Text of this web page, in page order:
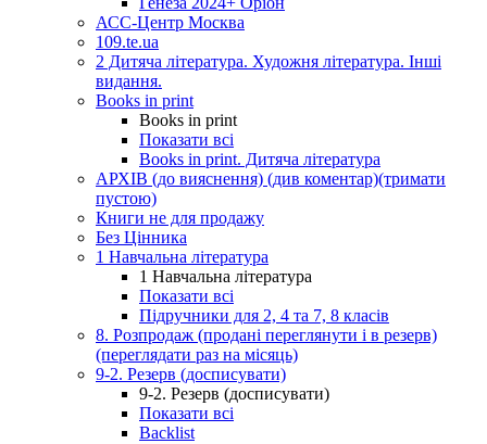
АСС-Центр Москва
109.te.ua
2 Дитяча література. Художня література. Інші
видання.
Books in print
Books in print
Показати всі
Books in print. Дитяча література
АРХІВ (до вияснення) (див коментар)(тримати
пустою)
Книги не для продажу
Без Цінника
1 Навчальна література
1 Навчальна література
Показати всі
Підручники для 2, 4 та 7, 8 класів
8. Розпродаж (продані переглянути і в резерв)
(переглядати раз на місяць)
9-2. Резерв (досписувати)
9-2. Резерв (досписувати)
Показати всі
Backlist